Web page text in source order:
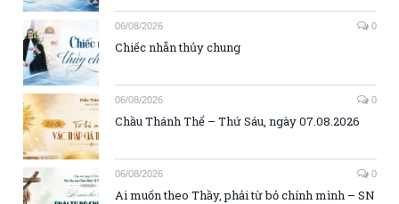
06/08/2026 0
Chiếc nhẫn thủy chung
06/08/2026 0
Chầu Thánh Thể – Thứ Sáu, ngày 07.08.2026
06/08/2026 0
Ai muốn theo Thầy, phải từ bỏ chính mình – SN